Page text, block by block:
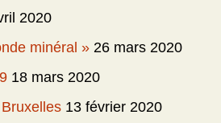
2020
minéral » 26 mars 2020
18 mars 2020
13 février 2020